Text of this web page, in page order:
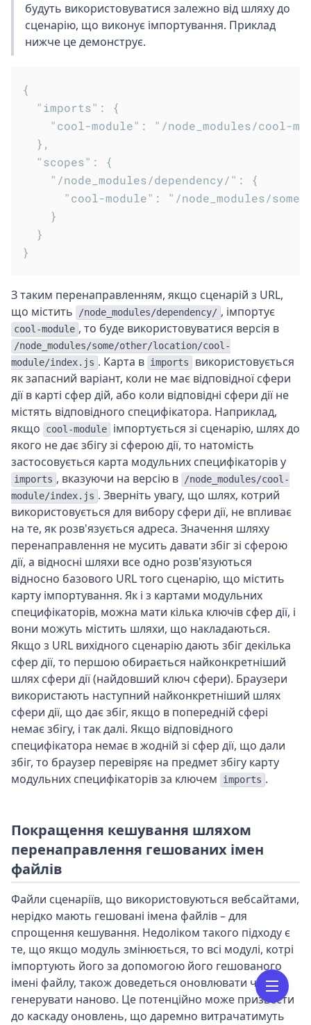
будуть використовуватися залежно від шляху до
сценарію, що виконує імпортування. Приклад
нижче це демонструє.
{
  "imports": {
"cool-module": "/node_modules/cool-
  },
  "scopes": {
    "/node_modules/dependency/": {
"cool-module": "/node_modules/
    }
  }
З таким перенаправленням, якщо сценарій з URL,
що містить
/node_modules/dependency/ , імпортує
cool-module , то буде використовуватися версія в
/node_modules/some/other/location/cool-
module/index.js . Карта в imports
використовується
як запасний варіант, коли не має відповідної сфери
дії в карті сфер дій, або коли відповідні сфери дії не
містять відповідного специфікатора. Наприклад,
якщо
cool-module
імпортується зі сценарію, шлях до
якого не дає збігу зі сферою дії, то натомість
застосовується карта модульних специфікаторів у
imports , вказуючи на версію в
/node_modules/cool-
module/index.js . Зверніть увагу, що шлях, котрий
використовується для вибору сфери дії, не впливає
на те, як розв'язується адреса. Значення шляху
перенаправлення не мусить давати збіг зі сферою
дії, а відносні шляхи все одно розв'язуються
відносно базового URL того сценарію, що містить
карту імпортування. Як і з картами модульних
специфікаторів, можна мати кілька ключів сфер дії, і
вони можуть містить шляхи, що накладаються.
Якщо з URL вихідного сценарію дають збіг декілька
сфер дії, то першою обирається найконкретніший
шлях сфери дії (найдовший ключ сфери). Браузери
використають наступний найконкретніший шлях
сфери дії, що дає збіг, якщо в попередній сфері
немає збігу, і так далі. Якщо відповідного
специфікатора немає в жодній зі сфер дії, що дали
збіг, то браузер перевіряє на предмет збігу карту
модульних специфікаторів за ключем
imports .
Покращення кешування шляхом
перенаправлення гешованих імен
файлів
Файли сценаріїв, що використовуються вебсайтами,
нерідко мають гешовані імена файлів – для
спрощення кешування. Недоліком такого підходу є
те, що якщо модуль змінюється, то всі модулі, котрі
імпортують його за допомогою його гешованого
імені файлу, також доведеться оновлювати чи
генерувати наново. Це потенційно може призвести
до каскаду оновлень, що даремно витрачатимуть